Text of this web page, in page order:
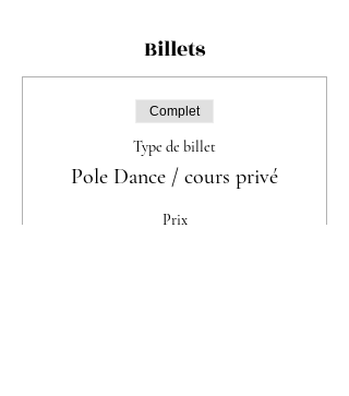
Billets
Complet
Type de billet
Pole Dance / cours privé
Prix